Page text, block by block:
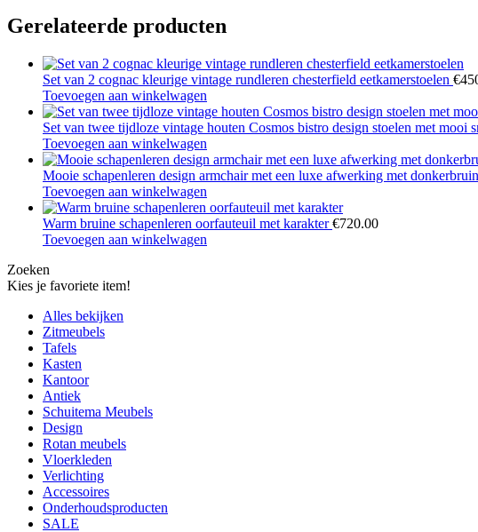
Gerelateerde producten
Set van 2 cognac kleurige vintage rundleren chesterfield eetkamerstoelen €
Toevoegen aan winkelwagen
Set van twee tijdloze vintage houten Cosmos bistro design stoelen met mooi
Toevoegen aan winkelwagen
Mooie schapenleren design armchair met een luxe afwerking met
Toevoegen aan winkelwagen
Warm bruine schapenleren oorfauteuil met karakter€720.00
Toevoegen aan winkelwagen
Zoeken
Kies je favoriete item!
Alles bekijken
Zitmeubels
Tafels
Kasten
Kantoor
Antiek
Schuitema Meubels
Design
Rotan meubels
Vloerkleden
Verlichting
Accessoires
Onderhoudsproducten
SALE